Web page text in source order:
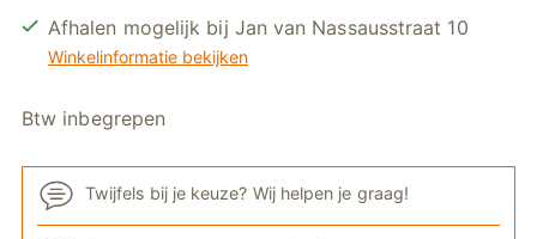
Afhalen mogelijk bij Jan van Nassausstraat 10
Winkelinformatie bekijken
Btw inbegrepen
Twijfels bij je keuze? Wij helpen je graag!